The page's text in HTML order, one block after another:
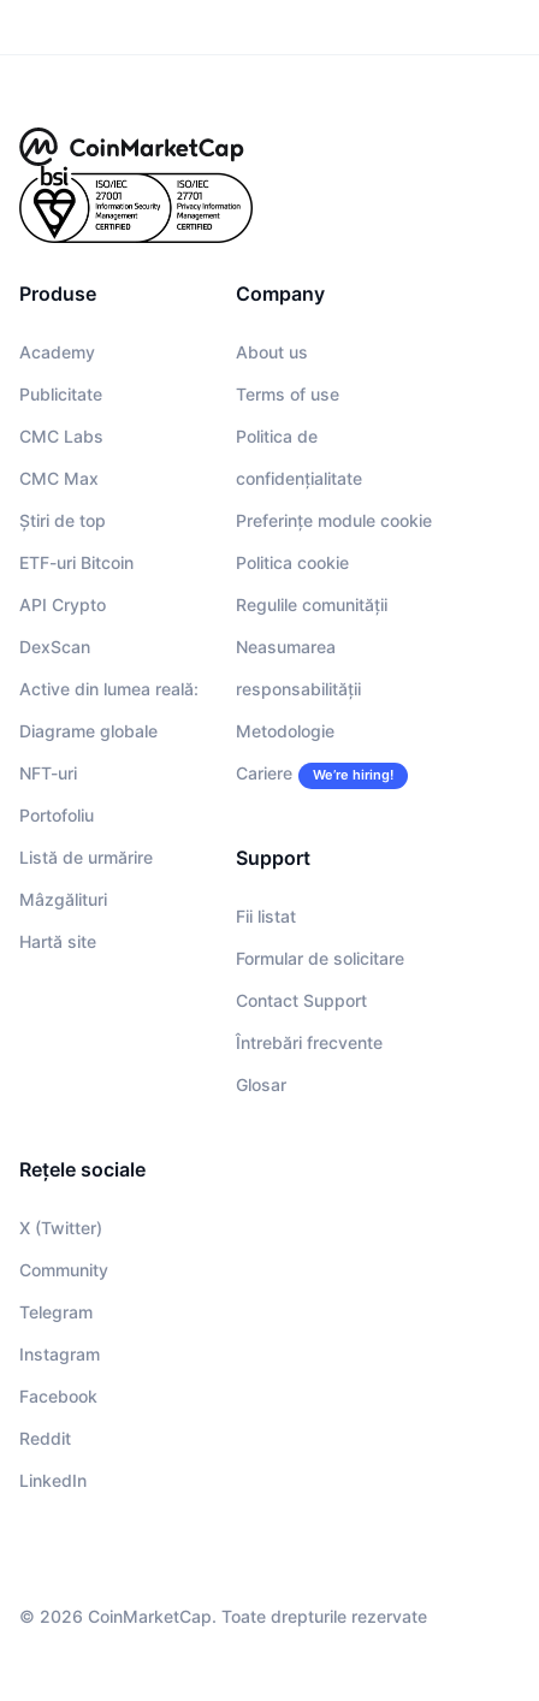
Produse
Academy
Publicitate
CMC Labs
CMC Max
Știri de top
ETF-uri Bitcoin
API Crypto
DexScan
Active din lumea reală:
Diagrame globale
NFT-uri
Portofoliu
Listă de urmărire
Mâzgălituri
Hartă site
Company
About us
Terms of use
Politica de
confidențialitate
Preferințe module cookie
Politica cookie
Regulile comunității
Neasumarea
responsabilității
Metodologie
Cariere We’re hiring!
Support
Fii listat
Formular de solicitare
Contact Support
Întrebări frecvente
Glosar
Rețele sociale
X (Twitter)
Community
Telegram
Instagram
Facebook
Reddit
LinkedIn
© 2026 CoinMarketCap. Toate drepturile rezervate